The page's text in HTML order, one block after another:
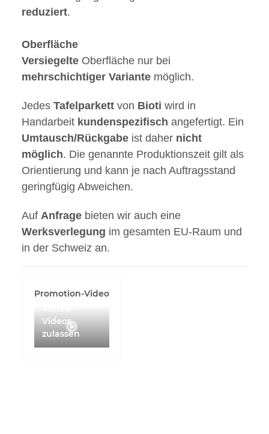
reduziert.
Oberfläche
Versiegelte Oberfläche nur bei
mehrschichtiger Variante möglich.
Jedes Tafelparkett von Bioti wird in
Handarbeit kundenspezifisch angefertigt. Ein
Umtausch/Rückgabe ist daher nicht
möglich. Die genannte Produktionszeit gilt als
Orientierung und kann je nach Auftragsstand
geringfügig Abweichen.
Auf Anfrage bieten wir auch eine
Werksverlegung im gesamten EU-Raum und
in der Schweiz an.
Promotion-Video
Videos
zulassen